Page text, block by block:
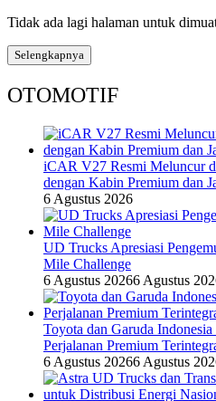
Tidak ada lagi halaman untuk
Selengkapnya
OTOMOTIF
iCAR V27 Resmi Meluncur
dengan Kabin Premium dan
6 Agustus 2026
UD Trucks Apresiasi
Mile Challenge
6 Agustus 20266 Agustus
Toyota dan Garuda
Perjalanan Premium
6 Agustus 20266 Agustus